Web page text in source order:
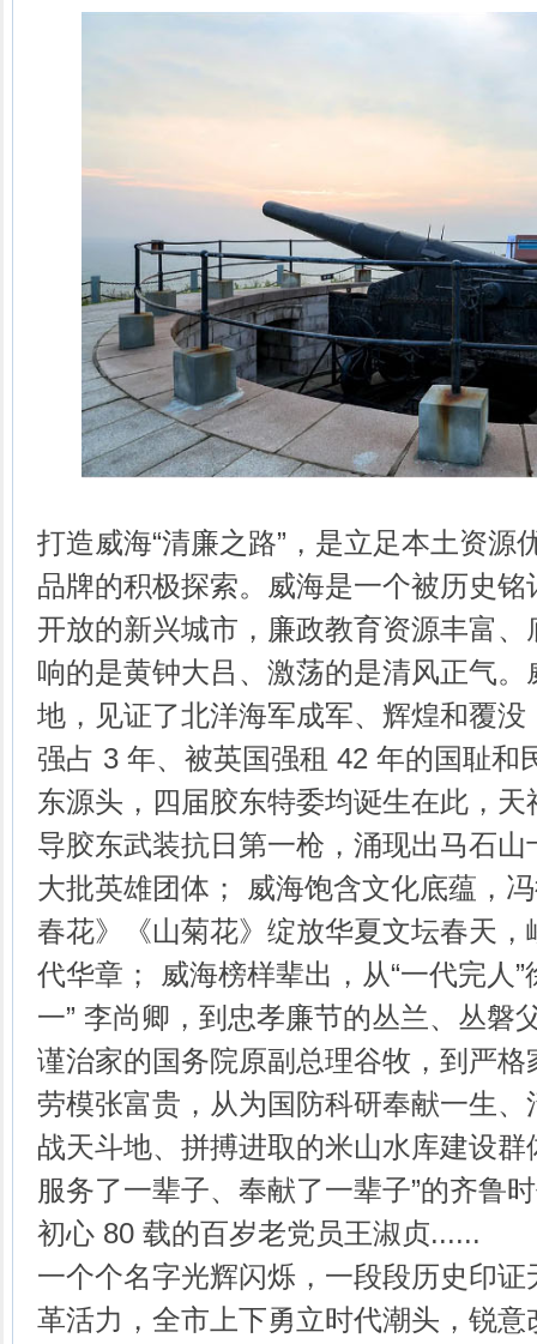
打造威海“清廉之路”，是立足本土资源
品牌的积极探索。威海是一个被历史
开放的新兴城市，廉政教育资源丰富
响的是黄钟大吕、激荡的是清风正气
地，见证了北洋海军成军、辉煌和覆
强占 3 年、被英国强租 42 年的国耻和
东源头，四届胶东特委均诞生在此，
导胶东武装抗日第一枪，涌现出马石
大批英雄团体； 威海饱含文化底蕴，
春花》《山菊花》绽放华夏文坛春天
代华章； 威海榜样辈出，从“一代完人
一” 李尚卿，到忠孝廉节的丛兰、丛磐
谨治家的国务院原副总理谷牧，到严
劳模张富贵，从为国防科研奉献一生
战天斗地、拼搏进取的米山水库建设群
服务了一辈子、奉献了一辈子”的齐鲁
初心 80 载的百岁老党员王淑贞......
一个个名字光辉闪烁，一段段历史印
革活力，全市上下勇立时代潮头，锐